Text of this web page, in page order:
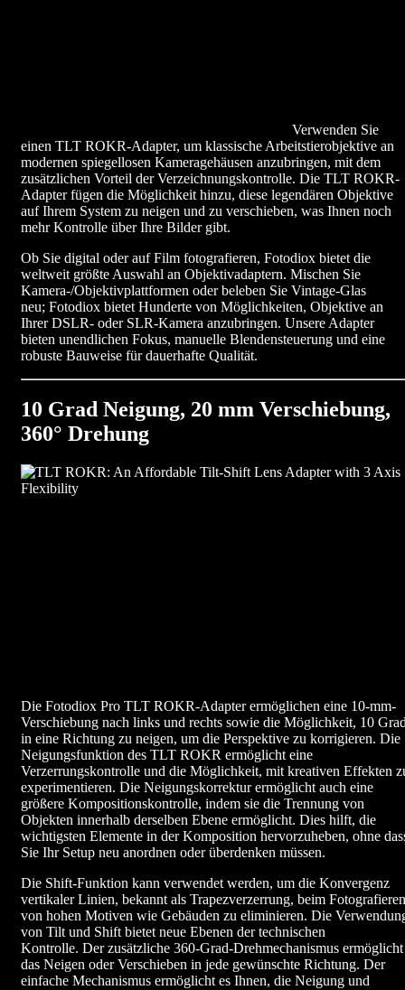
Verwenden Sie
einen TLT ROKR-Adapter, um klassische Arbeitstierobjektive an
modernen spiegellosen Kameragehäusen anzubringen, mit dem
zusätzlichen Vorteil der Verzeichnungskontrolle. Die TLT ROKR-
Adapter fügen die Möglichkeit hinzu, diese legendären Objektive
auf Ihrem System zu neigen und zu verschieben, was Ihnen noch
mehr Kontrolle über Ihre Bilder gibt.
Ob Sie digital oder auf Film fotografieren, Fotodiox bietet die
weltweit größte Auswahl an Objektivadaptern. Mischen Sie
Kamera-/Objektivplattformen oder beleben Sie Vintage-Glas
neu; Fotodiox bietet Hunderte von Möglichkeiten, Objektive an
Ihrer DSLR- oder SLR-Kamera anzubringen. Unsere Adapter
bieten unendlichen Fokus, manuelle Blendensteuerung und eine
robuste Bauweise für dauerhafte Qualität.
10 Grad Neigung, 20 mm Verschiebung,
360° Drehung
Die Fotodiox Pro TLT ROKR-Adapter ermöglichen eine 10-mm-
Verschiebung nach links und rechts sowie die Möglichkeit, 10
in eine Richtung zu neigen, um die Perspektive zu korrigieren. Die
Neigungsfunktion des TLT ROKR ermöglicht eine
Verzerrungskontrolle und die Möglichkeit, mit kreativen Effekten
experimentieren. Die Neigungskorrektur ermöglicht auch eine
größere Kompositionskontrolle, indem sie die Trennung von
Objekten innerhalb derselben Ebene ermöglicht. Dies hilft, die
wichtigsten Elemente in der Komposition hervorzuheben, ohne
Sie Ihr Setup neu anordnen oder überdenken müssen.
Die Shift-Funktion kann verwendet werden, um die Konvergenz
vertikaler Linien, bekannt als Trapezverzerrung, beim Fotografieren
von hohen Motiven wie Gebäuden zu eliminieren. Die
von Tilt und Shift bietet neue Ebenen der technischen
Kontrolle. Der zusätzliche 360-Grad-Drehmechanismus ermöglicht
das Neigen oder Verschieben in jede gewünschte Richtung. Der
einfache Mechanismus ermöglicht es Ihnen, die Neigung und